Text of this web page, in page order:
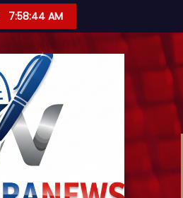
7:58:45 AM